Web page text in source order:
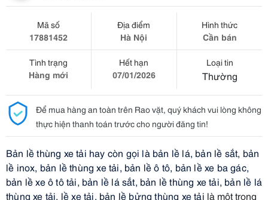
Mã số
17881452
Địa điểm
Hà Nội
Hình thức
Cần bán
Tình trạng
Hàng mới
Hết hạn
07/01/2026
Loại tin
Thường
Để mua hàng an toàn trên Rao vặt, quý khách vui lòng không
thực hiện thanh toán trước cho người đăng tin!
Bản lề thùng xe tải hay còn gọi là bản lề lá, bản lề sắt, bản
lề inox, bản lề thùng xe tải, bản lề ô tô, bản lề xe ba gác,
bản lề xe ô tô tải, bản lề lá sắt, bản lề thùng xe tải, bản lề lá
thùng xe tải, lề xe tải, bản lề bửng thùng xe tải là một trong